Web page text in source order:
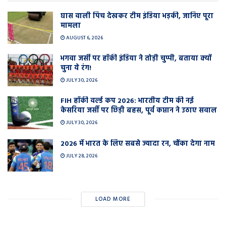
घास वाली प‍िच देखकर टीम इंडिया भड़की, जानिए पूरा
मामला
AUGUST 6, 2026
भगवा जर्सी पर हॉकी इंडिया ने तोड़ी चुप्पी, बताया क्यों
चुना ये रंग!
JULY 30, 2026
FIH हॉकी वर्ल्ड कप 2026: भारतीय टीम की नई
केसरिया जर्सी पर छिड़ी बहस, पूर्व कप्तान ने उठाए सवाल
JULY 30, 2026
2026 में भारत के लिए सबसे ज्यादा रन, चौंका देगा नाम
JULY 28, 2026
LOAD MORE